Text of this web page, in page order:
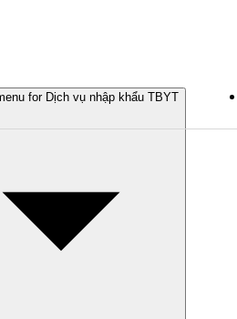
for Dịch vụ nhập khẩu TBYT